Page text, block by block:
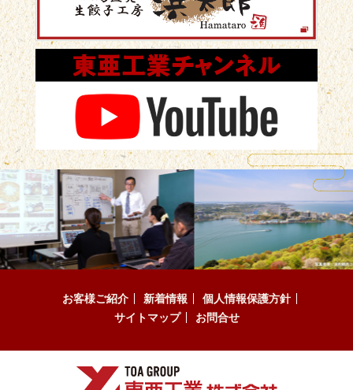
お客様ご紹介 新着情報
個人情報保護方針
サイトマップ
お問合せ